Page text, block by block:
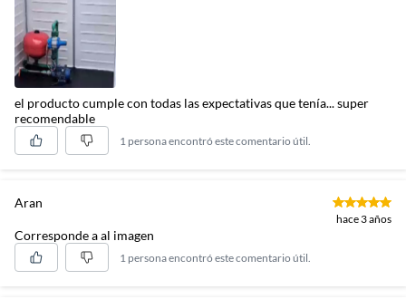
el producto cumple con todas las expectativas que tenía... super
recomendable
1 persona encontró este comentario útil.
Aran
hace 3 años
Corresponde a al imagen
1 persona encontró este comentario útil.